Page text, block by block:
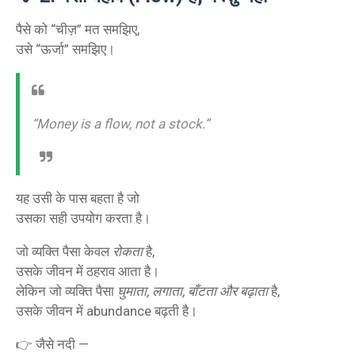
पैसे को “चीज़” मत समझिए,
उसे “ऊर्जा” समझिए।
“Money is a flow, not a stock.”
यह उसी के पास बहता है जो
उसका सही उपयोग करता है।
जो व्यक्ति पैसा केवल रोकताहै,
उसके जीवन में ठहराव आता है।
लेकिन जो व्यक्ति पैसा घुमाता, लगाता, बाँटता और बढ़ाताहै,
उसके जीवन में abundance बढ़ती है।
👉 जैसे नदी —